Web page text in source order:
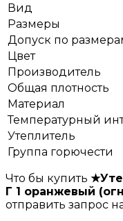
Вид
Размеры
Допуск по
Цвет
Производитель
Общая плотность
Материал
Температурный
Утеплитель
Группа горючести
Что бы купить
Г 1 оранжевый
отправить запрос